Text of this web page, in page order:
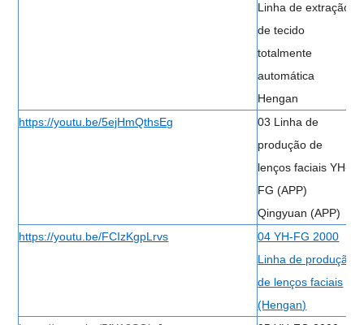
Linha de extração
de tecido
totalmente
automática
Hengan
https://youtu.be/5ejHmQthsEg
03 Linha de
produção de
lenços faciais YH-
FG (APP)
Qingyuan (APP)
https://youtu.be/FCIzKgpLrvs
04 YH-FG 2000
Linha de produção
de lenços faciais
(Hengan)